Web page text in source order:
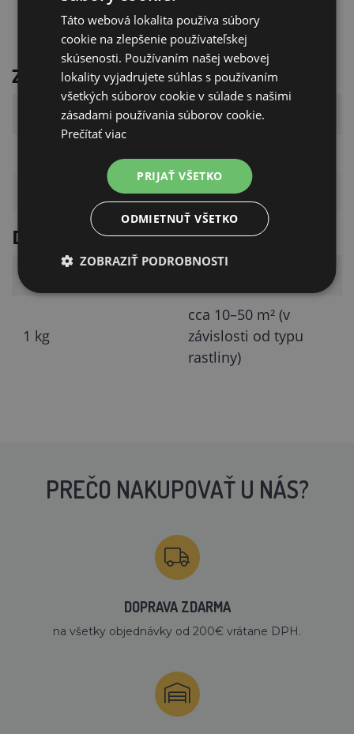
dýchacích ciest
Zloženie hnojiva
Zložka Obsah
55%
Dávkovanie / pokrytie
1 kg
cca 10–50 m² (v
závislosti od typu
rastliny)
PREČO NAKUPOVAŤ U NÁS?
DOPRAVA ZDARMA
na všetky objednávky od 200€ vrátane DPH.
Táto webová lokalita používa súbory
cookie na zlepšenie používateľskej
skúsenosti. Používaním našej webovej
lokality vyjadrujete súhlas s používaním
všetkých súborov cookie v súlade s našimi
zásadami používania súborov cookie.
Prečítať viac
PRIJAŤ VŠETKO
ODMIETNUŤ VŠETKO
ZOBRAZIŤ PODROBNOSTI